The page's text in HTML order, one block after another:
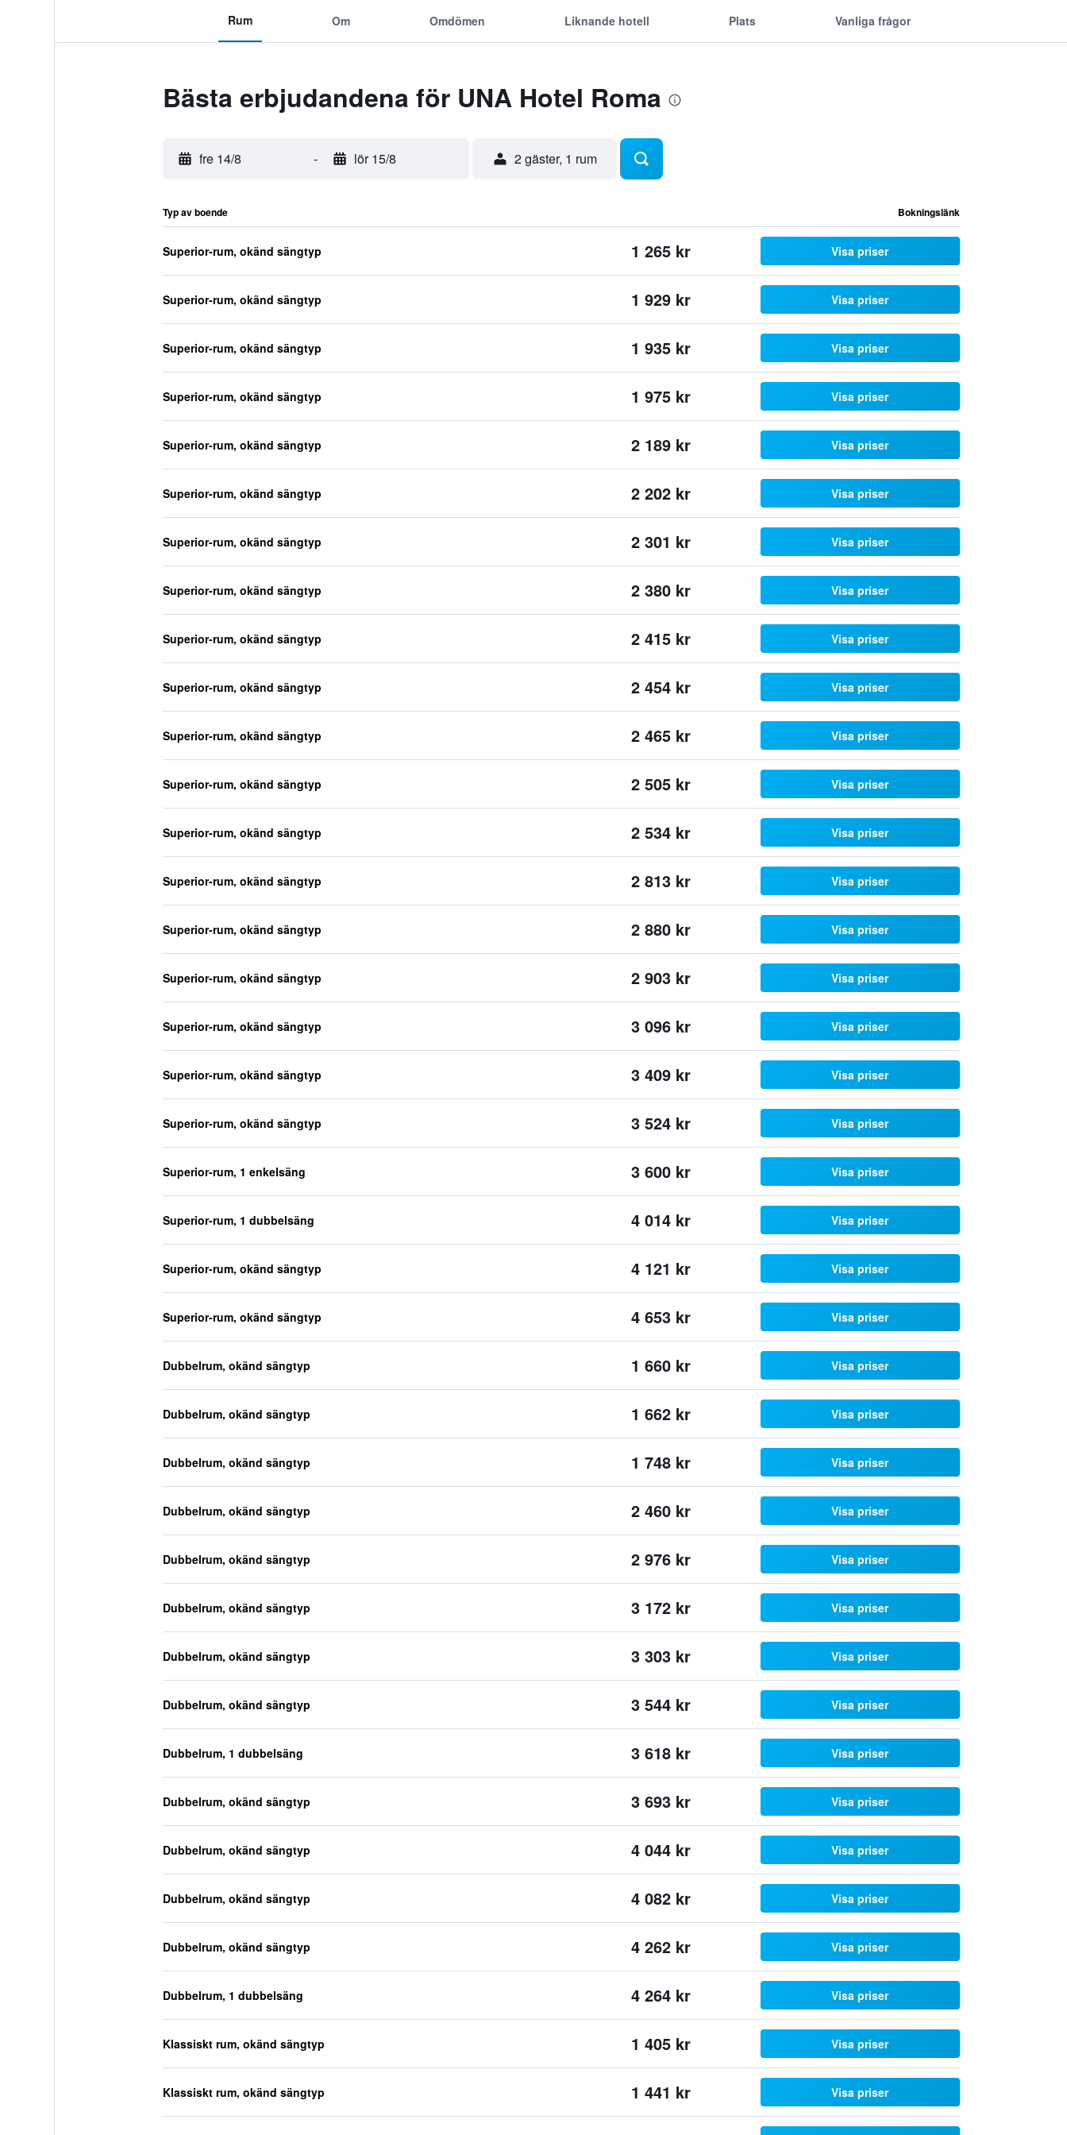
Rum Om Omdömen Liknande hotell Plats Vanliga frågor
Bästa erbjudandena för UNA Hotel Roma
fre 14/8 - lör 15/8 2 gäster, 1 rum
Typ av boende Bokningslänk
Superior-rum, okänd sängtyp 1 265 kr Visa priser
Superior-rum, okänd sängtyp 1 929 kr Visa priser
Superior-rum, okänd sängtyp 1 935 kr Visa priser
Superior-rum, okänd sängtyp 1 975 kr Visa priser
Superior-rum, okänd sängtyp 2 189 kr Visa priser
Superior-rum, okänd sängtyp 2 202 kr Visa priser
Superior-rum, okänd sängtyp 2 301 kr Visa priser
Superior-rum, okänd sängtyp 2 380 kr Visa priser
Superior-rum, okänd sängtyp 2 415 kr Visa priser
Superior-rum, okänd sängtyp 2 454 kr Visa priser
Superior-rum, okänd sängtyp 2 465 kr Visa priser
Superior-rum, okänd sängtyp 2 505 kr Visa priser
Superior-rum, okänd sängtyp 2 534 kr Visa priser
Superior-rum, okänd sängtyp 2 813 kr Visa priser
Superior-rum, okänd sängtyp 2 880 kr Visa priser
Superior-rum, okänd sängtyp 2 903 kr Visa priser
Superior-rum, okänd sängtyp 3 096 kr Visa priser
Superior-rum, okänd sängtyp 3 409 kr Visa priser
Superior-rum, okänd sängtyp 3 524 kr Visa priser
Superior-rum, 1 enkelsäng 3 600 kr Visa priser
Superior-rum, 1 dubbelsäng 4 014 kr Visa priser
Superior-rum, okänd sängtyp 4 121 kr Visa priser
Superior-rum, okänd sängtyp 4 653 kr Visa priser
Dubbelrum, okänd sängtyp 1 660 kr Visa priser
Dubbelrum, okänd sängtyp 1 662 kr Visa priser
Dubbelrum, okänd sängtyp 1 748 kr Visa priser
Dubbelrum, okänd sängtyp 2 460 kr Visa priser
Dubbelrum, okänd sängtyp 2 976 kr Visa priser
Dubbelrum, okänd sängtyp 3 172 kr Visa priser
Dubbelrum, okänd sängtyp 3 303 kr Visa priser
Dubbelrum, okänd sängtyp 3 544 kr Visa priser
Dubbelrum, 1 dubbelsäng 3 618 kr Visa priser
Dubbelrum, okänd sängtyp 3 693 kr Visa priser
Dubbelrum, okänd sängtyp 4 044 kr Visa priser
Dubbelrum, okänd sängtyp 4 082 kr Visa priser
Dubbelrum, okänd sängtyp 4 262 kr Visa priser
Dubbelrum, 1 dubbelsäng 4 264 kr Visa priser
Klassiskt rum, okänd sängtyp 1 405 kr Visa priser
Klassiskt rum, okänd sängtyp 1 441 kr Visa priser